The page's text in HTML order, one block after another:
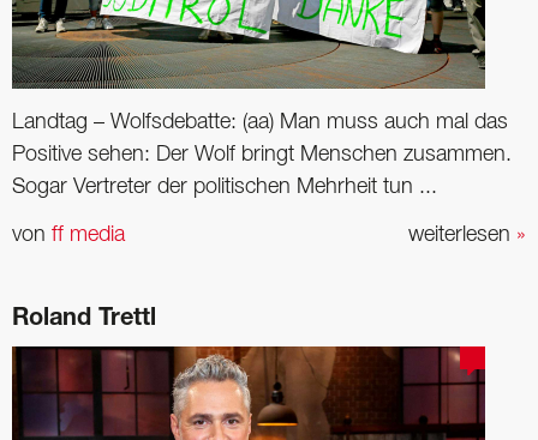
Landtag – Wolfsdebatte: (aa) Man muss auch mal das
Positive sehen: Der Wolf bringt Menschen zusammen.
Sogar Vertreter der politischen Mehrheit tun ...
weiterlesen »
von ff media
Roland Trettl